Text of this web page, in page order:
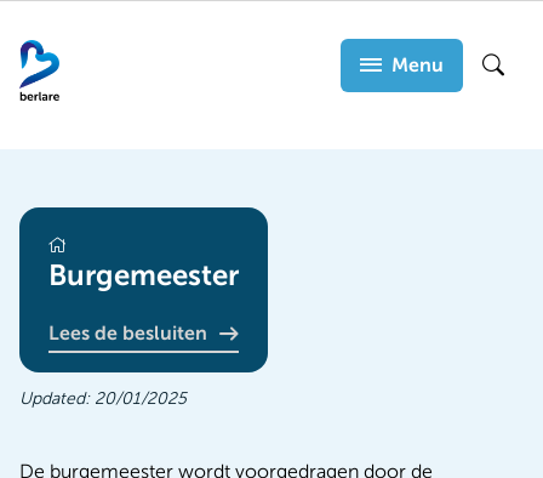
en
naar
Menu
bestuursorganen
Burgemeester
Lees de besluiten
Updated: 20/01/2025
De burgemeester wordt voorgedragen door de